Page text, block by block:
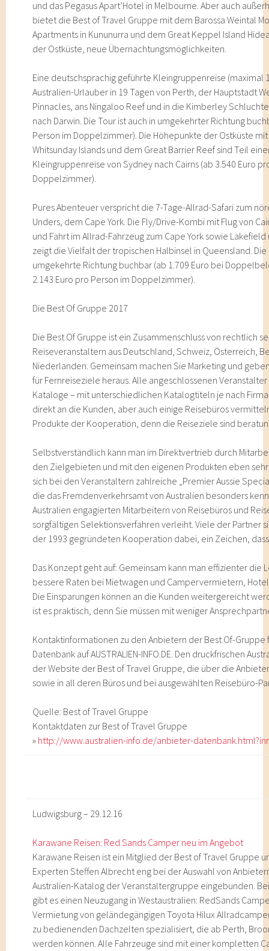
und das Pegasus Apart’Hotel in Melbourne. Aber auch
bietet die Best of Travel Gruppe mit dem Barossa Weintal
Apartments in Kununurra und dem Great Keppel Island
der Ostküste, neue Übernachtungsmöglichkeiten.
Eine deutschsprachig geführte Kleingruppenreise (maximal
Australien-Urlauber in 19 Tagen von Perth, der Hauptstadt
Pinnacles, ans Ningaloo Reef und in die Kimberley
nach Darwin. Die Tour ist auch in umgekehrter Richtung
Person im Doppelzimmer). Die Höhepunkte der Ostküste
Whitsunday Islands und dem Great Barrier Reef sind Teil
Kleingruppenreise von Sydney nach Cairns (ab 3.540 Euro
Doppelzimmer).
Pures Abenteuer verspricht die 7-Tage-Allrad-Safari zum
Unders, dem Cape York. Die Fly/Drive-Kombi mit Flug von
und Fahrt im Allrad-Fahrzeug zum Cape York sowie
zeigt die Vielfalt der tropischen Halbinsel in Queensland. Die
umgekehrte Richtung buchbar (ab 1.709 Euro bei
2.143 Euro pro Person im Doppelzimmer).
Die Best Of Gruppe 2017
Die Best Of Gruppe ist ein Zusammenschluss von rechtlich
Reiseveranstaltern aus Deutschland, Schweiz, Österreich,
Niederlanden. Gemeinsam machen Sie Marketing und
für Fernreiseziele heraus. Alle angeschlossenen
Kataloge – mit unterschiedlichen Katalogtiteln je nach
direkt an die Kunden, aber auch einige Reisebüros
Produkte der Kooperation, denn die Reiseziele sind
Selbstverständlich kann man im Direktvertrieb durch
den Zielgebieten und mit den eigenen Produkten eben
sich bei den Veranstaltern zahlreiche „Premier Aussie
die das Fremdenverkehrsamt von Australien besonders
Australien engagierten Mitarbeitern von Reisebüros und
sorgfältigen Selektionsverfahren verleiht. Viele der Partner
der 1993 gegründeten Kooperation dabei, ein Zeichen,
Das Konzept geht auf: Gemeinsam kann man effizienter die
bessere Raten bei Mietwagen und Campervermietern,
Die Einsparungen können an die Kunden weitergereicht
ist es praktisch, denn Sie müssen mit weniger
Kontaktinformationen zu den Anbietern der Best Of-
Datenbank auf AUSTRALIEN-INFO.DE. Den druckfrischen
der Website der Best of Travel Gruppe, die über die
sowie in all deren Büros und bei ausgewählten Reisebüro-
Quelle: Best of Travel Gruppe
Kontaktdaten zur Best of Travel Gruppe
» http://www.australien-info.de/anbieter-
Ludwigsburg – 29.12.16
Karawane Reisen: Red Sands Camper neu im Angebot
Karawane Reisen ist ein Mitglied der Best of Travel Gruppe
Experten Steffen Albrecht eng bei der Auswahl von
Australien-Katalog der Veranstaltergruppe eingebunden.
gibt es einen Neuzugang in Westaustralien: RedSands
Vermietung von geländegängigen Toyota Hilux
zu bedienenden Dachzelten spezialisiert, die ab Perth,
werden können. Alle Fahrzeuge sind mit einer kompletten